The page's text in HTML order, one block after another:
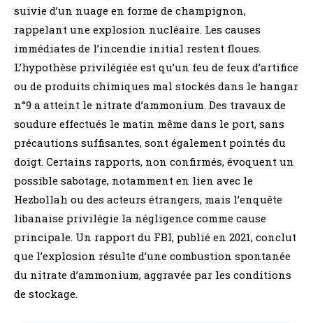
suivie d’un nuage en forme de champignon,
rappelant une explosion nucléaire. Les causes
immédiates de l’incendie initial restent floues.
L’hypothèse privilégiée est qu’un feu de feux d’artifice
ou de produits chimiques mal stockés dans le hangar
n°9 a atteint le nitrate d’ammonium. Des travaux de
soudure effectués le matin même dans le port, sans
précautions suffisantes, sont également pointés du
doigt. Certains rapports, non confirmés, évoquent un
possible sabotage, notamment en lien avec le
Hezbollah ou des acteurs étrangers, mais l’enquête
libanaise privilégie la négligence comme cause
principale. Un rapport du FBI, publié en 2021, conclut
que l’explosion résulte d’une combustion spontanée
du nitrate d’ammonium, aggravée par les conditions
de stockage.